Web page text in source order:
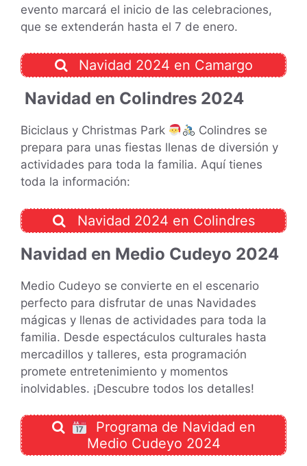
evento marcará el inicio de las celebraciones,
que se extenderán hasta el 7 de enero.
Navidad 2024 en Camargo
Navidad en Colindres 2024
Biciclaus y Christmas Park
Colindres se
prepara para unas fiestas llenas de diversión y
actividades para toda la familia. Aquí tienes
toda la información:
Navidad 2024 en Colindres
Navidad en Medio Cudeyo 2024
Medio Cudeyo se convierte en el escenario
perfecto para disfrutar de unas Navidades
mágicas y llenas de actividades para toda la
familia. Desde espectáculos culturales hasta
mercadillos y talleres, esta programación
promete entretenimiento y momentos
inolvidables. ¡Descubre todos los detalles!
Programa de Navidad en
Medio Cudeyo 2024